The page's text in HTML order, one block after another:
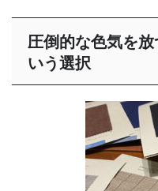
圧倒的な色気を
いう選択